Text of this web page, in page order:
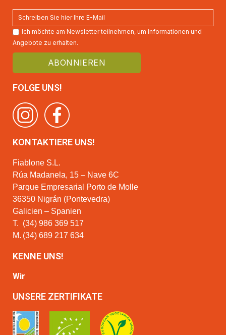
Ich möchte am Newsletter teilnehmen, um Informationen und
Angebote zu erhalten.
FOLGE UNS!
KONTAKTIERE UNS!
Fiablone S.L.
Rúa Madanela, 15 – Nave 6C
Parque Empresarial Porto de Molle
36350 Nigrán (Pontevedra)
Galicien – Spanien
T. (34) 986 369 517
M. (34) 689 217 634
KENNE UNS!
Wir
UNSERE ZERTIFIKATE